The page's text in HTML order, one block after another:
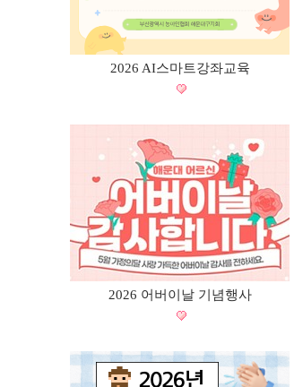
2026 AI스마트강좌교육
2026 어버이날 기념행사